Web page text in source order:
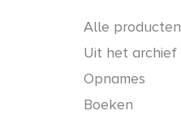
Alle producten
Uit het archief
Opnames
Boeken